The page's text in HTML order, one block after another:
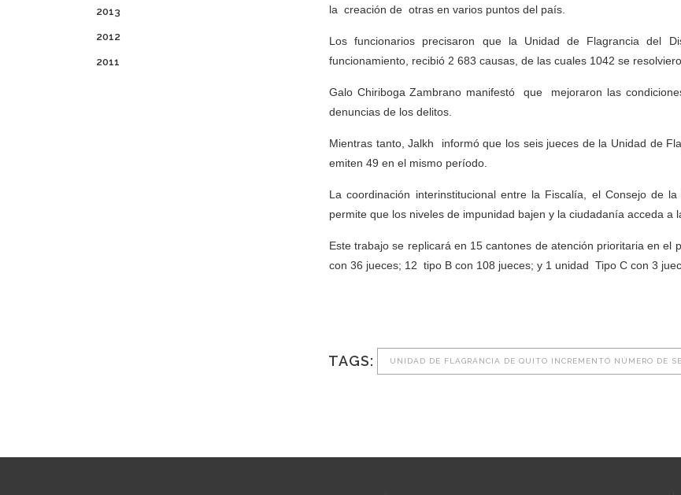
2013
2012
2011
la creación de otras en varios puntos del país.
Los funcionarios precisaron que la Unidad de Flagrancia del
funcionamiento, recibió 2 683 causas, de las cuales 1042 se
Galo Chiriboga Zambrano manifestó que mejoraron las
denuncias de los delitos.
Mientras tanto, Jalkh informó que los seis jueces de la Unidad de
emiten 49 en el mismo período.
La coordinación interinstitucional entre la Fiscalía, el Consejo de
permite que los niveles de impunidad bajen y la ciudadanía acceda a
Este trabajo se replicará en 15 cantones de atención prioritaria en
con 36 jueces; 12 tipo B con 108 jueces; y 1 unidad Tipo C con 3
TAGS: UNIDAD DE FLAGRANCIA DE QUITO INCREMENTÓ NÚMERO DE